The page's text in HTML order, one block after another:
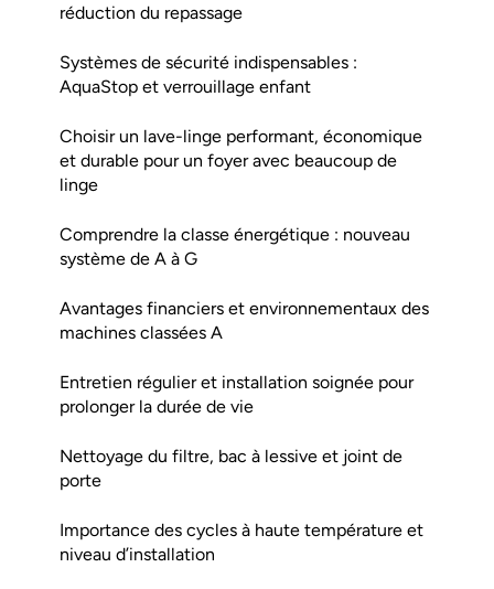
réduction du repassage
Systèmes de sécurité indispensables :
AquaStop et verrouillage enfant
Choisir un lave-linge performant, économique
et durable pour un foyer avec beaucoup de
linge
Comprendre la classe énergétique : nouveau
système de A à G
Avantages financiers et environnementaux des
machines classées A
Entretien régulier et installation soignée pour
prolonger la durée de vie
Nettoyage du filtre, bac à lessive et joint de
porte
Importance des cycles à haute température et
niveau d’installation